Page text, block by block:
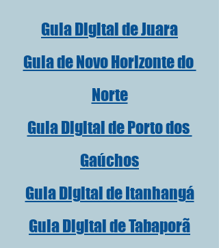
Guia Digital de Juara
Guia de Novo Horizonte do
Norte
Guia Digital de Porto dos
Gaúchos
Guia Digital de Itanhangá
Guia Digital de Tabaporã